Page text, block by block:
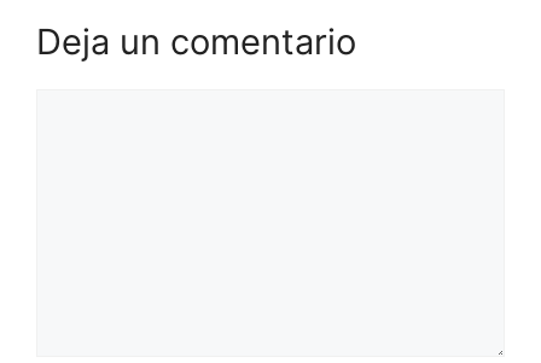
Deja un comentario